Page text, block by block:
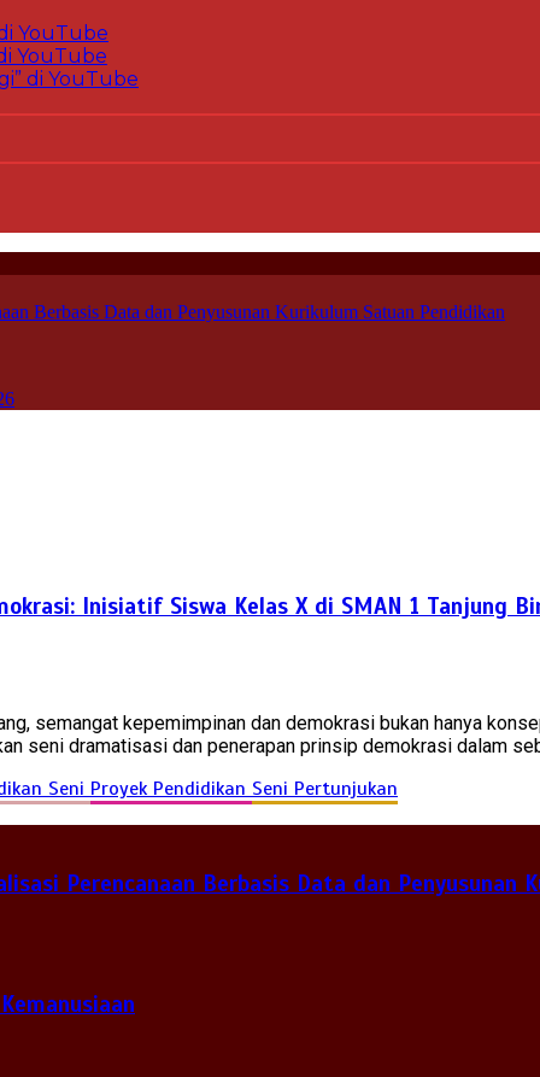
YouTube
YouTube
di YouTube
Berbasis Data dan Penyusunan Kurikulum Satuan Pendidikan
Inisiatif Siswa Kelas X di SMAN 1 Tanjung
semangat kepemimpinan dan demokrasi bukan hanya
seni dramatisasi dan penerapan prinsip demokrasi dalam
Seni Proyek Pendidikan Seni Pertunjukan
Perencanaan Berbasis Data dan Penyusunan